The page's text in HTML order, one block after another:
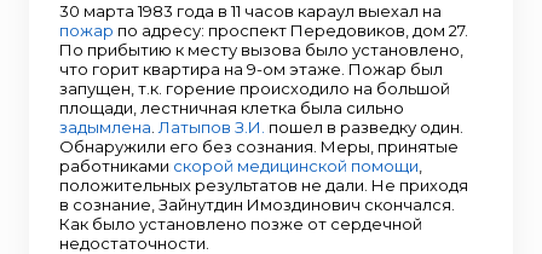
30 марта 1983 года в 11 часов караул выехал на
пожар по адресу: проспект Передовиков, дом 27.
По прибытию к месту вызова было установлено,
что горит квартира на 9-ом этаже. Пожар был
запущен, т.к. горение происходило на большой
площади, лестничная клетка была сильно
задымлена Латыпов З.И. пошел в разведку один.
Обнаружили его без сознания. Меры, принятые
работниками скорой медицинской помощи
положительных результатов не дали. Не приходя
в сознание, Зайнутдин Имоздинович скончался.
Как было установлено позже от сердечной
недостаточности.